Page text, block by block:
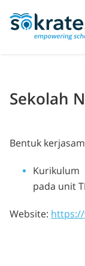
Sekolah
Bentuk
Kurikulum
pada unit
Website: